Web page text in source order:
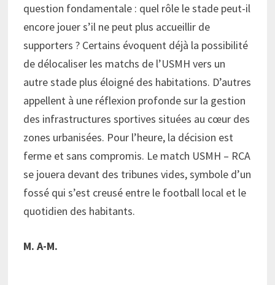
question fondamentale : quel rôle le stade peut-il
encore jouer s’il ne peut plus accueillir de
supporters ? Certains évoquent déjà la possibilité
de délocaliser les matchs de l’USMH vers un
autre stade plus éloigné des habitations. D’autres
appellent à une réflexion profonde sur la gestion
des infrastructures sportives situées au cœur des
zones urbanisées. Pour l’heure, la décision est
ferme et sans compromis. Le match USMH – RCA
se jouera devant des tribunes vides, symbole d’un
fossé qui s’est creusé entre le football local et le
quotidien des habitants.
M. A-M.